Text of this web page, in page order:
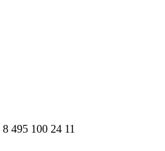
8 495 100 24 11